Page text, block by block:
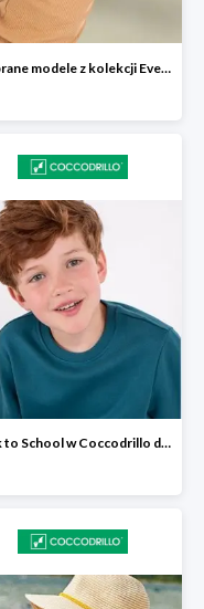
Wybrane modele z kolekcji Everyday w Coccodrillo -30%
Back to School w Coccodrillo do -30%